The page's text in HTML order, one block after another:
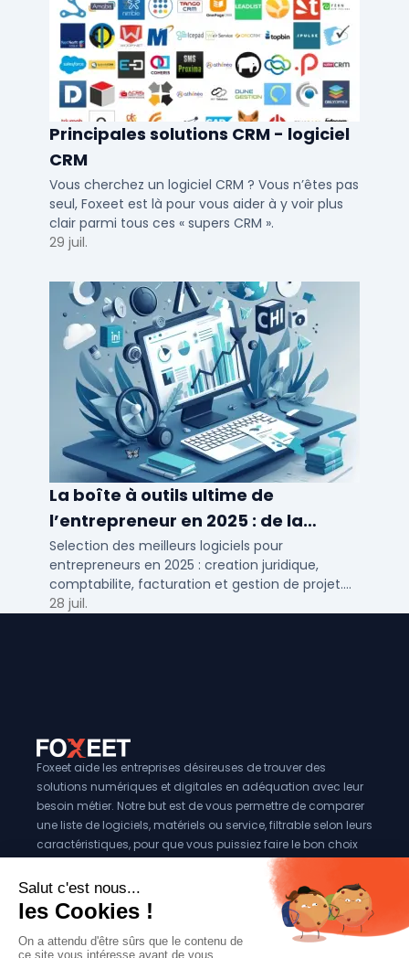
Principales solutions CRM - logiciel
CRM
Vous cherchez un logiciel CRM ? Vous n’êtes pas
seul, Foxeet est là pour vous aider à y voir plus
clair parmi tous ces « supers CRM ».
29 juil.
La boîte à outils ultime de
l’entrepreneur en 2025 : de la
création à la gestion
Selection des meilleurs logiciels pour
entrepreneurs en 2025 : creation juridique,
comptabilite, facturation et gestion de projet.
Outils adaptes aux TPE, PME et independants en
28 juil.
Foxeet aide les entreprises désireuses de trouver des
solutions numériques et digitales en adéquation avec leur
besoin métier. Notre but est de vous permettre de comparer
une liste de logiciels, matériels ou service, filtrable selon leurs
caractéristiques, pour que vous puissiez faire le bon choix
Vous êtes éditeur?
Se référencer sur Foxeet
Réseaux